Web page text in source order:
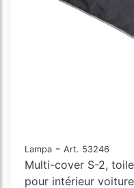
Lampa - Art. 53246
Multi-cover S-2,
pour intérieur voiture